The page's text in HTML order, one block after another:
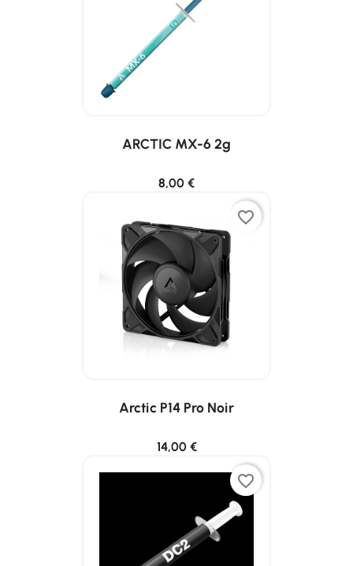
ARCTIC MX-6 2g
8,00 €
favorite_border
Arctic P14 Pro Noir
14,00 €
favorite_border